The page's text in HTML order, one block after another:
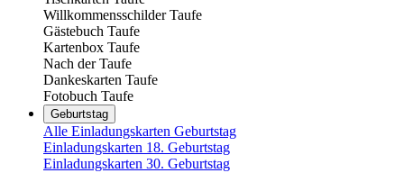
Willkommensschilder Taufe
Gästebuch Taufe
Kartenbox Taufe
Nach der Taufe
Dankeskarten Taufe
Fotobuch Taufe
Geburtstag
Alle Einladungskarten Geburtstag
Einladungskarten 18. Geburtstag
Einladungskarten 30. Geburtstag